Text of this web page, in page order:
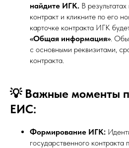
найдите ИГК. В
контракт и кликните по его
карточке контракта ИГК
«Общая информация».
с основными реквизитами,
контракта.
💡 Важные моменты
ЕИС:
Формирование ИГК:
государственного контракта